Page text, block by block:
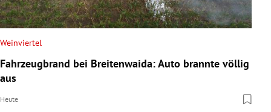
Weinviertel
Fahrzeugbrand bei Breitenwaida: Auto brannte völlig
aus
Heute